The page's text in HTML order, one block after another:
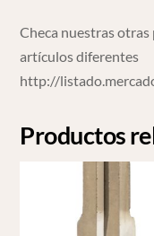
Checa nuestras
artículos diferentes
http://
Productos